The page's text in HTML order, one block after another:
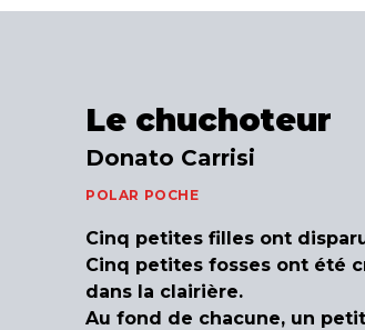
Le chuchoteur
Donato Carrisi
POLAR POCHE
Cinq petites filles ont
Cinq petites fosses ont été
dans la clairière.
Au fond de chacune, un